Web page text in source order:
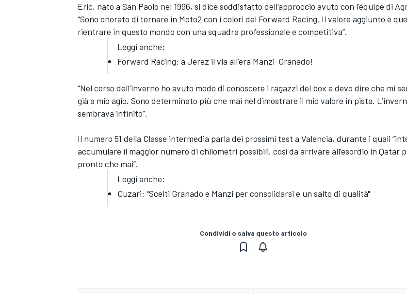
Eric, nato a San Paolo nel 1996, si dice soddisfatto dell’approccio avuto con l'équipe di
“Sono onorato di tornare in Moto2 con i colori del Forward Racing. Il valore aggiunto è
rientrare in questo mondo con una squadra professionale e competitiva”.
Leggi anche:
Forward Racing: a Jerez il via all’era Manzi-Granado!
“Nel corso dell’inverno ho avuto modo di conoscere i ragazzi del box e devo dire che mi
già a mio agio. Sono determinato più che mai nel dimostrare il mio valore in pista.
sembrava infinito”.
Il numero 51 della Classe intermedia parla dei prossimi test a Valencia, durante i quali
accumulare il maggior numero di chilometri possibili, così da arrivare all’esordio in Qatar
pronto che mai”.
Leggi anche:
Cuzari: "Scelti Granado e Manzi per consolidarsi e un salto di qualità"
Condividi o salva questo articolo